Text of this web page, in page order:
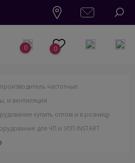
0 0
частотные
и вентиляция
купить оптом и в розницу
для ЧП и УПП INSTART